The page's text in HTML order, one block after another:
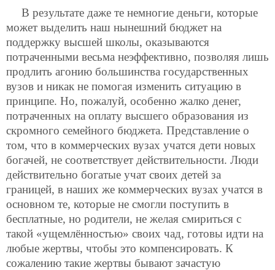
В результате даже те немногие деньги, которые
может выделить наш нынешний бюджет на
поддержку высшей школы, оказываются
потраченными весьма неэффективно, позволяя лишь
продлить агонию большинства государственных
вузов и никак не помогая изменить ситуацию в
принципе. Но, пожалуй, особенно жалко денег,
потраченных на оплату высшего образования из
скромного семейного бюджета. Представление о
том, что в коммерческих вузах учатся дети новых
богачей, не соответствует действительности. Люди
действительно богатые учат своих детей за
границей, в наших же коммерческих вузах учатся в
основном те, которые не смогли поступить в
бесплатные, но родители, не желая смириться с
такой «ущемлённостью» своих чад, готовы идти на
любые жертвы, чтобы это компенсировать. К
сожалению такие жертвы бывают зачастую